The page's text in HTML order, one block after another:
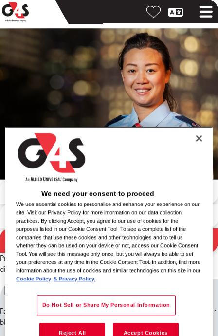
Søgeresultater
Søg efter lokation
Søg
Prøv venligst en anden kombination af søgeord/lokation eller udvid
dine søgekriterier.
Tilmeld dig jobagenter
Fandt du ikke, hvad du søgte? Tilmeld dig, så giver vi dig besked, når der
bliver ledige stillinger.
We need your consent to proceed
We use essential cookies to personalise and enhance your experience on our
site. Visit our Privacy Policy for more information on our data collection
practices. By clicking Accept, you agree to our use of cookies for the
purposes listed in our Cookie Consent Tool. To see a complete list of the
companies that use these cookies and other technologies and to tell us
whether they can be used on your device or not, access our Cookie Consent
Tool. You will see this message only once, but you will always be able to set
your preferences at any time in the Cookie Consent Tool. In addition, find more
information about the use of cookies and similar technologies on this site in our
Cookie Policy & Privacy Policy.
Do Not Sell or Share My Personal Information
Reject All Accept Cookies